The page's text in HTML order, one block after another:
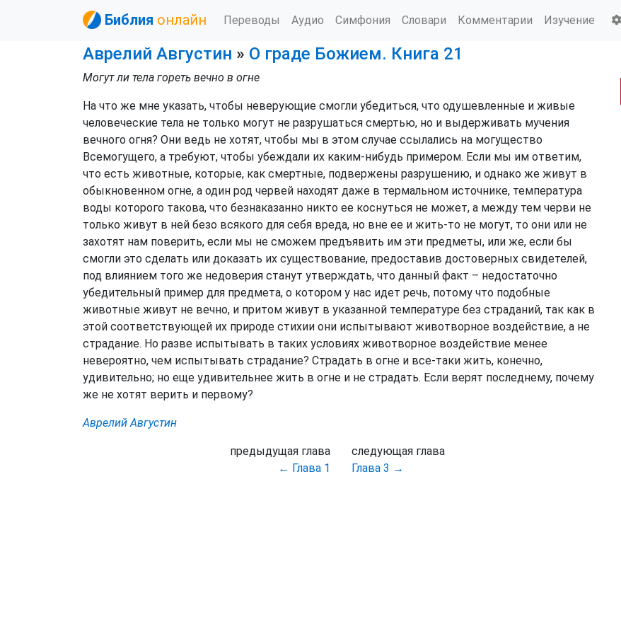
Библия онлайн Переводы Аудио Симфония Словари Комментарии Изучение
Аврелий Августин » О граде Божием. Книга 21
Могут ли тела гореть вечно в огне
На что же мне указать, чтобы неверующие смогли убедиться, что одушевленные и живые
человеческие тела не только могут не разрушаться смертью, но и выдерживать мучения
вечного огня? Они ведь не хотят, чтобы мы в этом случае ссылались на могущество
Всемогущего, а требуют, чтобы убеждали их каким-нибудь примером. Если мы им ответим,
что есть животные, которые, как смертные, подвержены разрушению, и однако же живут в
обыкновенном огне, а один род червей находят даже в термальном источнике, температура
воды которого такова, что безнаказанно никто ее коснуться не может, а между тем черви не
только живут в ней безо всякого для себя вреда, но вне ее и жить-то не могут, то они или не
захотят нам поверить, если мы не сможем предъявить им эти предметы, или же, если бы
смогли это сделать или доказать их существование, предоставив достоверных свидетелей,
под влиянием того же недоверия станут утверждать, что данный факт – недостаточно
убедительный пример для предмета, о котором у нас идет речь, потому что подобные
животные живут не вечно, и притом живут в указанной температуре без страданий, так как в
этой соответствующей их природе стихии они испытывают животворное воздействие, а не
страдание. Но разве испытывать в таких условиях животворное воздействие менее
невероятно, чем испытывать страдание? Страдать в огне и все-таки жить, конечно,
удивительно; но еще удивительнее жить в огне и не страдать. Если верят последнему, почему
же не хотят верить и первому?
Аврелий Августин
предыдущая глава
← Глава 1
следующая глава
Глава 3 →